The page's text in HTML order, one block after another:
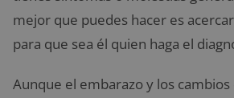
mejor que puedes hacer es
para que sea él quien haga el
Aunque el embarazo y los